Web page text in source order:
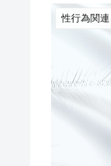
性行為関連